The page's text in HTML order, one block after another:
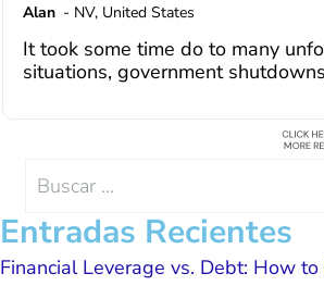
courteous, knowledgeable and are
debt management unique to me and my
situation. Each person I have worked
hope. I look forward to better days for
possible because of J Miller, and I am
Alan - NV, United States
It took some time do to many
situations, government
Search
Entradas Recientes
Financial Leverage vs. Debt: How